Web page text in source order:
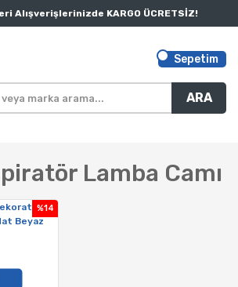
Alışverişlerinizde KARGO ÜCRETSİZ!
ARA
Sepetim
Lamba Camı
%14